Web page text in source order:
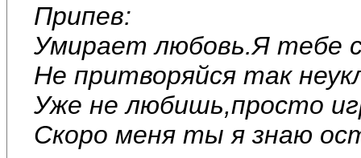
Припев:
Умирает любовь.Я тебе
Не притворяйся так
Уже не любишь,просто
Скоро меня ты я знаю